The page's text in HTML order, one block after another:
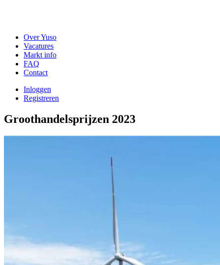
Over Yuso
Vacatures
Markt info
FAQ
Contact
Inloggen
Registreren
Groothandelsprijzen 2023